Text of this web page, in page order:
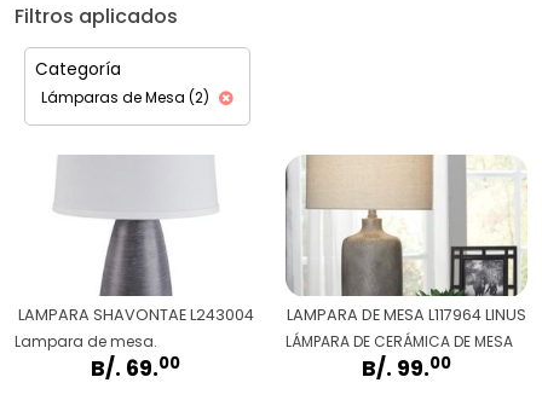
Filtros aplicados
Categoría
Lámparas de Mesa (2)
LAMPARA SHAVONTAE L243004
Lampara de mesa.
B/. 69.00
LAMPARA DE MESA L117964 LINUS
LÁMPARA DE CERÁMICA DE MESA
B/. 99.00